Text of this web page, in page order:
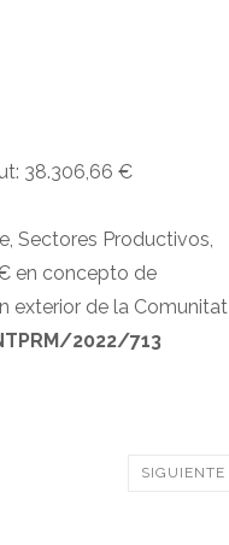
38.306,66 €
Sectores Productivos,
en concepto de
exterior de la Comunitat
2022/713
SIGUIENTE